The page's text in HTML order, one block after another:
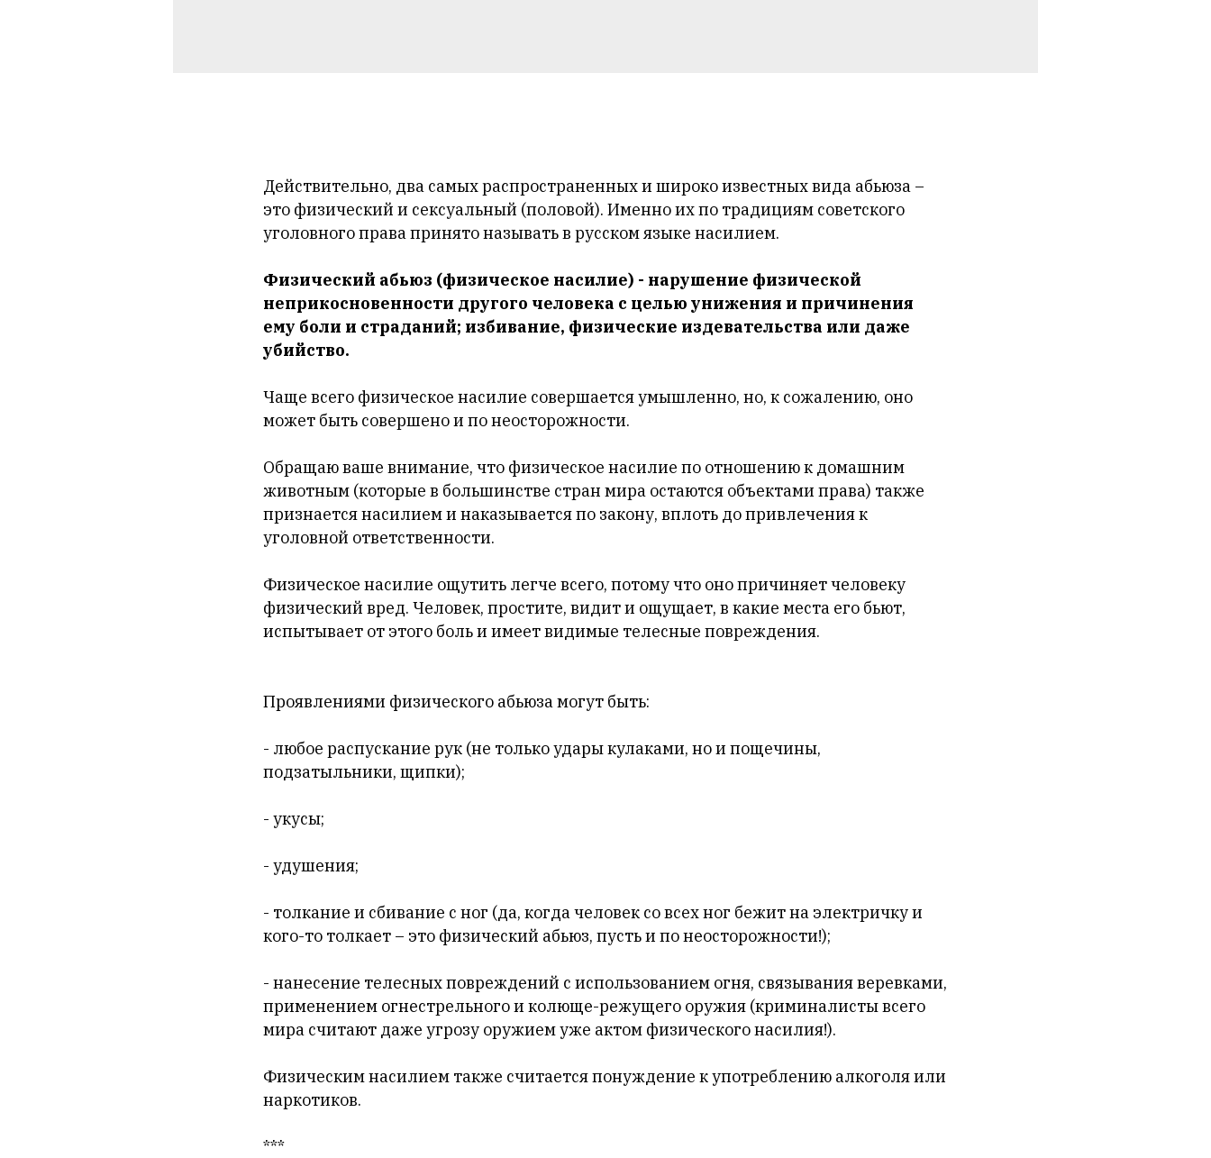
Действительно, два самых распространенных и широко известных вида абьюза –
это физический и сексуальный (половой). Именно их по традициям советского
уголовного права принято называть в русском языке насилием.
Физический абьюз (физическое насилие) - нарушение физической
неприкосновенности другого человека с целью унижения и причинения
ему боли и страданий; избивание, физические издевательства или даже
убийство.
Чаще всего физическое насилие совершается умышленно, но, к сожалению, оно
может быть совершено и по неосторожности.
Обращаю ваше внимание, что физическое насилие по отношению к домашним
животным (которые в большинстве стран мира остаются объектами права) также
признается насилием и наказывается по закону, вплоть до привлечения к
уголовной ответственности.
Физическое насилие ощутить легче всего, потому что оно причиняет человеку
физический вред. Человек, простите, видит и ощущает, в какие места его бьют,
испытывает от этого боль и имеет видимые телесные повреждения.
Проявлениями физического абьюза могут быть:
- любое распускание рук (не только удары кулаками, но и пощечины,
подзатыльники, щипки);
- укусы;
- удушения;
- толкание и сбивание с ног (да, когда человек со всех ног бежит на электричку и
кого-то толкает – это физический абьюз, пусть и по неосторожности!);
- нанесение телесных повреждений с использованием огня, связывания веревками,
применением огнестрельного и колюще-режущего оружия (криминалисты всего
мира считают даже угрозу оружием уже актом физического насилия!).
Физическим насилием также считается понуждение к употреблению алкоголя или
наркотиков.
***